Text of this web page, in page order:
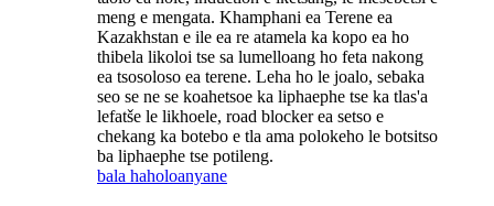
meng e mengata. Khamphani ea Terene ea
Kazakhstan e ile ea re atamela ka kopo ea ho
thibela likoloi tse sa lumelloang ho feta nakong
ea tsosoloso ea terene. Leha ho le joalo, sebaka
seo se ne se koahetsoe ka liphaephe tse ka tlas'a
lefatše le likhoele, road blocker ea setso e
chekang ka botebo e tla ama polokeho le botsitso
ba liphaephe tse potileng.
bala haholoanyane